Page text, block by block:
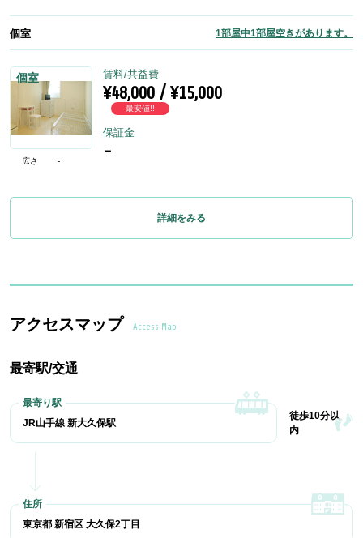
個室 1部屋中1部屋空きがあります。
個室
広さ -
賃料/共益費
¥48,000 / ¥15,000
最安値!!
保証金
-
詳細をみる
アクセスマップ Access Map
最寄駅/交通
JR山手線 新大久保駅
徒歩10分以
内
東京都 新宿区 大久保2丁目